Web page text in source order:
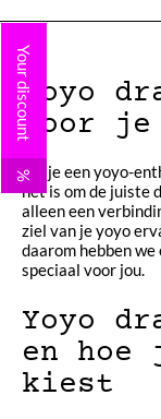
Yoyo
voor je
Als je een yoyo-
het is om de juiste
alleen een
ziel van je yoyo
daarom hebben
speciaal voor jou.
Yoyo
en
kiest
Your discount
%